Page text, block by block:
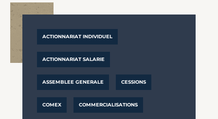
ACTIONNARIAT INDIVIDUEL
ACTIONNARIAT SALARIE
ASSEMBLEE GENERALE CESSIONS
COMEX COMMERCIALISATIONS